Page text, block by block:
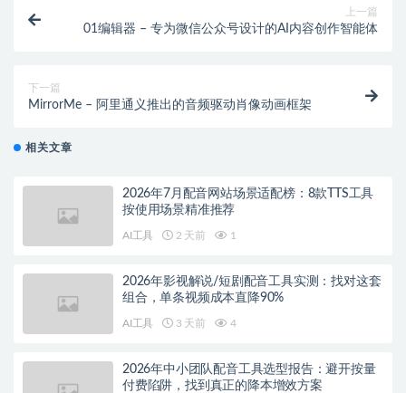
上一篇
01编辑器 – 专为微信公众号设计的AI内容创作智能体
下一篇
MirrorMe – 阿里通义推出的音频驱动肖像动画框架
相关文章
2026年7月配音网站场景适配榜：8款TTS工具
按使用场景精准推荐
AI工具 2 天前 1
2026年影视解说/短剧配音工具实测：找对这套
组合，单条视频成本直降90%
AI工具 3 天前 4
2026年中小团队配音工具选型报告：避开按量
付费陷阱，找到真正的降本增效方案